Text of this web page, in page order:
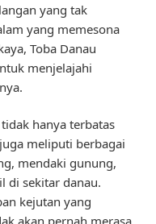
yang tak
yang memesona
Toba Danau
menjelajahi
hanya terbatas
meliputi berbagai
mendaki gunung,
di sekitar danau.
kejutan yang